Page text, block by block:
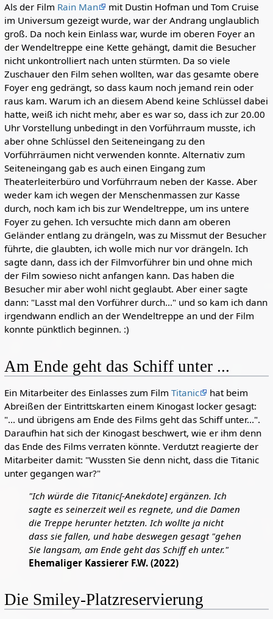
Als der Film Rain Man
mit Dustin Hofman und Tom Cruise
im Universum gezeigt wurde, war der Andrang unglaublich
groß. Da noch kein Einlass war, wurde im oberen Foyer an
der Wendeltreppe eine Kette gehängt, damit die Besucher
nicht unkontrolliert nach unten stürmten. Da so viele
Zuschauer den Film sehen wollten, war das gesamte obere
Foyer eng gedrängt, so dass kaum noch jemand rein oder
raus kam. Warum ich an diesem Abend keine Schlüssel dabei
hatte, weiß ich nicht mehr, aber es war so, dass ich zur 20.00
Uhr Vorstellung unbedingt in den Vorführraum musste, ich
aber ohne Schlüssel den Seiteneingang zu den
Vorführräumen nicht verwenden konnte. Alternativ zum
Seiteneingang gab es auch einen Eingang zum
Theaterleiterbüro und Vorführraum neben der Kasse. Aber
weder kam ich wegen der Menschenmassen zur Kasse
durch, noch kam ich bis zur Wendeltreppe, um ins untere
Foyer zu gehen. Ich versuchte mich dann am oberen
Geländer entlang zu drängeln, was zu Missmut der Besucher
führte, die glaubten, ich wolle mich nur vor drängeln. Ich
sagte dann, dass ich der Filmvorführer bin und ohne mich
der Film sowieso nicht anfangen kann. Das haben die
Besucher mir aber wohl nicht geglaubt. Aber einer sagte
dann: "Lasst mal den Vorführer durch..." und so kam ich dann
irgendwann endlich an der Wendeltreppe an und der Film
konnte pünktlich beginnen. :)
Am Ende geht das Schiff unter ...
Ein Mitarbeiter des Einlasses zum Film Titanic
hat beim
Abreißen der Eintrittskarten einem Kinogast locker gesagt:
"... und übrigens am Ende des Films geht das Schiff unter...".
Daraufhin hat sich der Kinogast beschwert, wie er ihm denn
das Ende des Films verraten könnte. Verdutzt reagierte der
Mitarbeiter damit: "Wussten Sie denn nicht, dass die Titanic
unter gegangen war?"
"Ich würde die Titanic[-Anekdote] ergänzen. Ich
sagte es seinerzeit weil es regnete, und die Damen
die Treppe herunter hetzten. Ich wollte ja nicht
dass sie fallen, und habe deswegen gesagt "gehen
Sie langsam, am Ende geht das Schiff eh unter."
Ehemaliger Kassierer F.W. (2022)
Die Smiley-Platzreservierung